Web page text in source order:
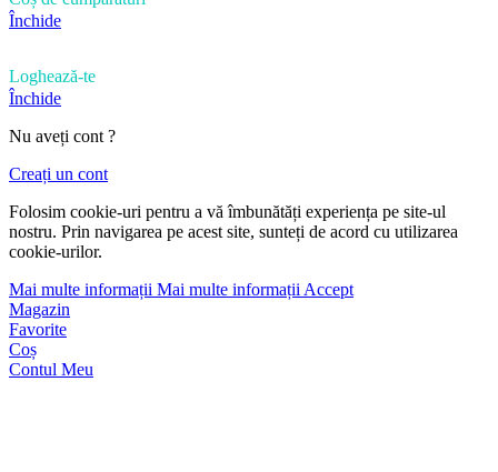
Închide
Loghează-te
Închide
Nu aveți cont ?
Creați un cont
Folosim cookie-uri pentru a vă îmbunătăți experiența pe site-ul
nostru. Prin navigarea pe acest site, sunteți de acord cu utilizarea
cookie-urilor.
Mai multe informații Mai multe informațiiAccept
Magazin
Favorite
Coș
Contul Meu